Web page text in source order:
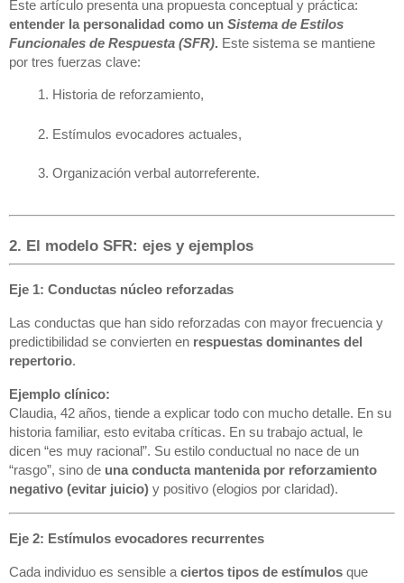
Este artículo presenta una propuesta conceptual y práctica:
entender la personalidad como un Sistema de Estilos
Funcionales de Respuesta (SFR). Este sistema se mantiene
por tres fuerzas clave:
Historia de reforzamiento,
Estímulos evocadores actuales,
Organización verbal autorreferente.
2. El modelo SFR: ejes y ejemplos
Eje 1: Conductas núcleo reforzadas
Las conductas que han sido reforzadas con mayor frecuencia y
predictibilidad se convierten en respuestas dominantes del
repertorio.
Ejemplo clínico:
Claudia, 42 años, tiende a explicar todo con mucho detalle. En su
historia familiar, esto evitaba críticas. En su trabajo actual, le
dicen “es muy racional”. Su estilo conductual no nace de un
“rasgo”, sino de una conducta mantenida por reforzamiento
negativo (evitar juicio) y positivo (elogios por claridad).
Eje 2: Estímulos evocadores recurrentes
Cada individuo es sensible a ciertos tipos de estímulos que